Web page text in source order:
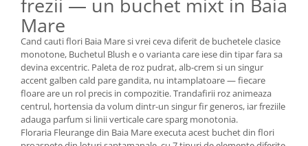
frezii — un buchet mixt in Baia
Mare
Cand cauti flori Baia Mare si vrei ceva diferit de buchetele clasice
monotone, Buchetul Blush e o varianta care iese din tipar fara sa
devina excentric. Paleta de roz pudrat, alb-crem si un singur
accent galben cald pare gandita, nu intamplatoare — fiecare
floare are un rol precis in compozitie. Trandafirii roz animeaza
centrul, hortensia da volum dintr-un singur fir generos, iar freziile
adauga parfum si linii verticale care sparg monotonia.
Floraria Fleurange din Baia Mare executa acest buchet din flori